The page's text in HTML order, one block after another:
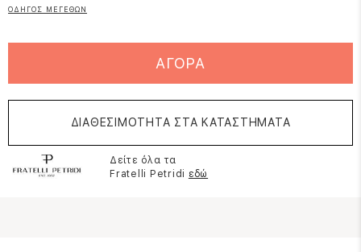
ΟΔΗΓΟΣ ΜΕΓΕΘΩΝ
ΑΓΟΡΑ
ΔΙΑΘΕΣΙΜΟΤΗΤΑ ΣΤΑ ΚΑΤΑΣΤΗΜΑΤΑ
Δείτε όλα τα
Fratelli Petridi εδώ